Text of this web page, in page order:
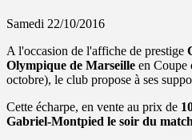
Samedi 22/10/2016
A l'occasion de l'affiche de prestige
Olympique de Marseille en Coupe
octobre), le club propose à ses
Cette écharpe, en vente au prix de
Gabriel-Montpied le soir du match